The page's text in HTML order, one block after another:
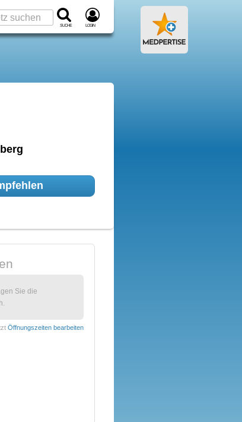
Suche Login
Sie die
Öffnungszeiten bearbeiten